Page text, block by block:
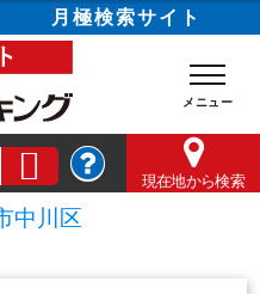
月極検索サイト
現在地から検索
中川区